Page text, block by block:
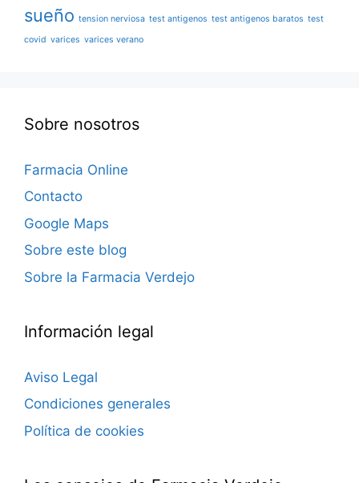
sueño tension nerviosa test antigenos test antigenos baratos test
covid varices varices verano
Sobre nosotros
Farmacia Online
Contacto
Google Maps
Sobre este blog
Sobre la Farmacia Verdejo
Información legal
Aviso Legal
Condiciones generales
Política de cookies